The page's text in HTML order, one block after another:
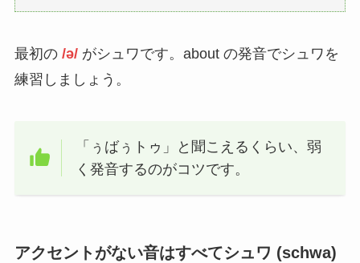
最初の /ə/ がシュワです。about の発音でシュワを
練習しましょう。
「ぅばぅトゥ」と聞こえるくらい、弱
く発音するのがコツです。
アクセントがない音はすべてシュワ (schwa)